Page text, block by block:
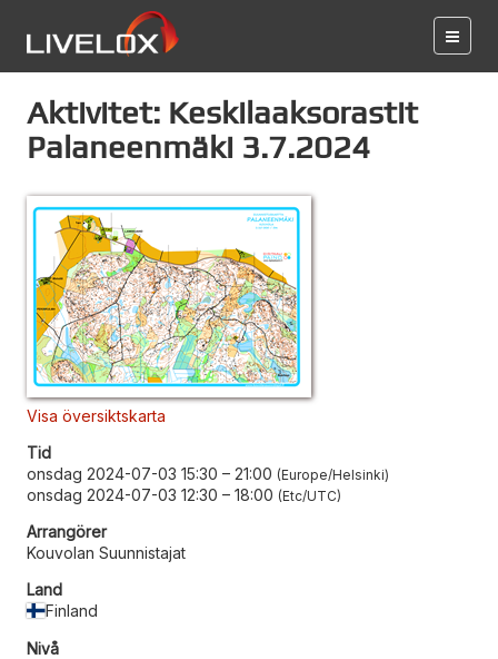
Aktivitet: Keskilaaksorastit
Palaneenmäki 3.7.2024
Visa översiktskarta
Tid
onsdag 2024-07-03 15:30 – 21:00 Europe/Helsinki
onsdag 2024-07-03 12:30 – 18:00 Etc/UTC
Arrangörer
Kouvolan Suunnistajat
Land
Finland
Nivå